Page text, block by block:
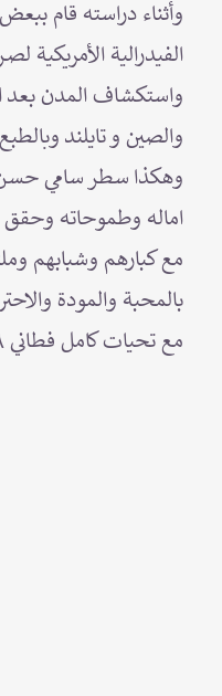
وأثناء دراسته قام
الفيدرالية
واستكشاف المدن بعد ان
والصين و تايلند وبالطبع
وهكذا سطر سامي حسن
اماله وطموحاته وحقق
مع كبارهم وشبابهم
بالمحبة والمودة
مع تحيات كامل فطاني ١٤٤٥/٨/٢٨هـ